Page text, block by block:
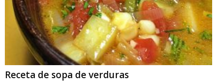
Receta de sopa de verduras